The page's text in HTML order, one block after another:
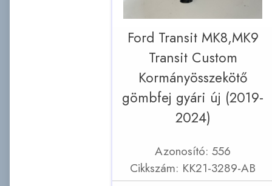
Ford Transit MK8,MK9
Transit Custom
Kormányösszekötő
gömbfej gyári új (2019-
2024)
Azonosító: 556
Cikkszám: KK21-3289-AB